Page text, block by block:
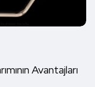
Avantajları